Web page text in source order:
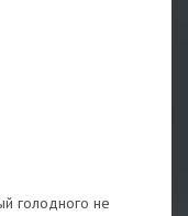
голодного не